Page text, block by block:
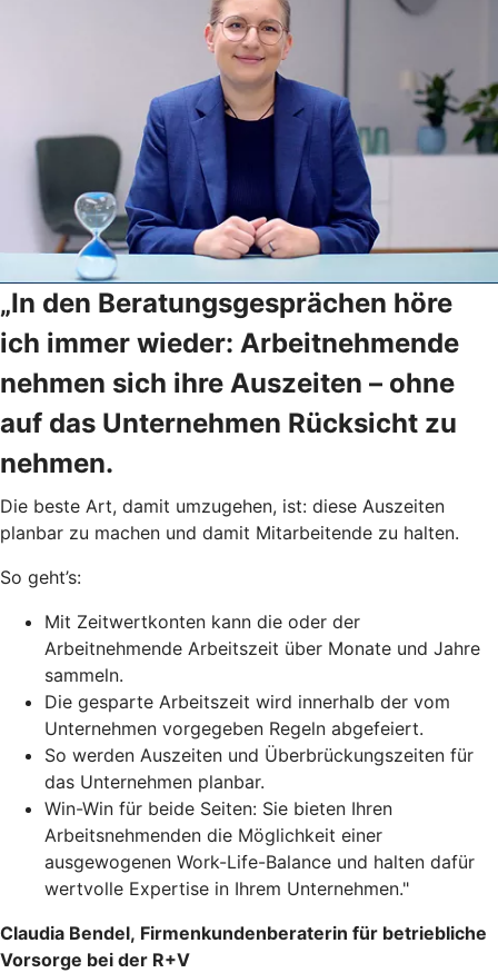
„In den Beratungsgesprächen höre
ich immer wieder: Arbeitnehmende
nehmen sich ihre Auszeiten – ohne
auf das Unternehmen Rücksicht zu
nehmen.
Die beste Art, damit umzugehen, ist: diese Auszeiten
planbar zu machen und damit Mitarbeitende zu halten.
So geht’s:
Mit Zeitwertkonten kann die oder der
Arbeitnehmende Arbeitszeit über Monate und Jahre
sammeln.
Die gesparte Arbeitszeit wird innerhalb der vom
Unternehmen vorgegeben Regeln abgefeiert.
So werden Auszeiten und Überbrückungszeiten für
das Unternehmen planbar.
Win-Win für beide Seiten: Sie bieten Ihren
Arbeitsnehmenden die Möglichkeit einer
ausgewogenen Work-Life-Balance und halten dafür
wertvolle Expertise in Ihrem Unternehmen."
Claudia Bendel, Firmenkundenberaterin für betriebliche
Vorsorge bei der R+V